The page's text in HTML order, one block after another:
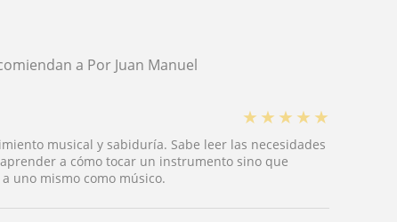
a Por Juan Manuel
★ ★ ★ ★ ★
musical y sabiduría. Sabe leer las necesidades
a cómo tocar un instrumento sino que
uno mismo como músico.